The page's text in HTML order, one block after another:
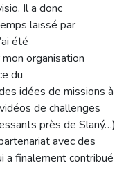
Il a donc
laissé par
été
organisation
du
idées de missions à
de challenges
près de Slaný…)
avec des
a finalement contribué